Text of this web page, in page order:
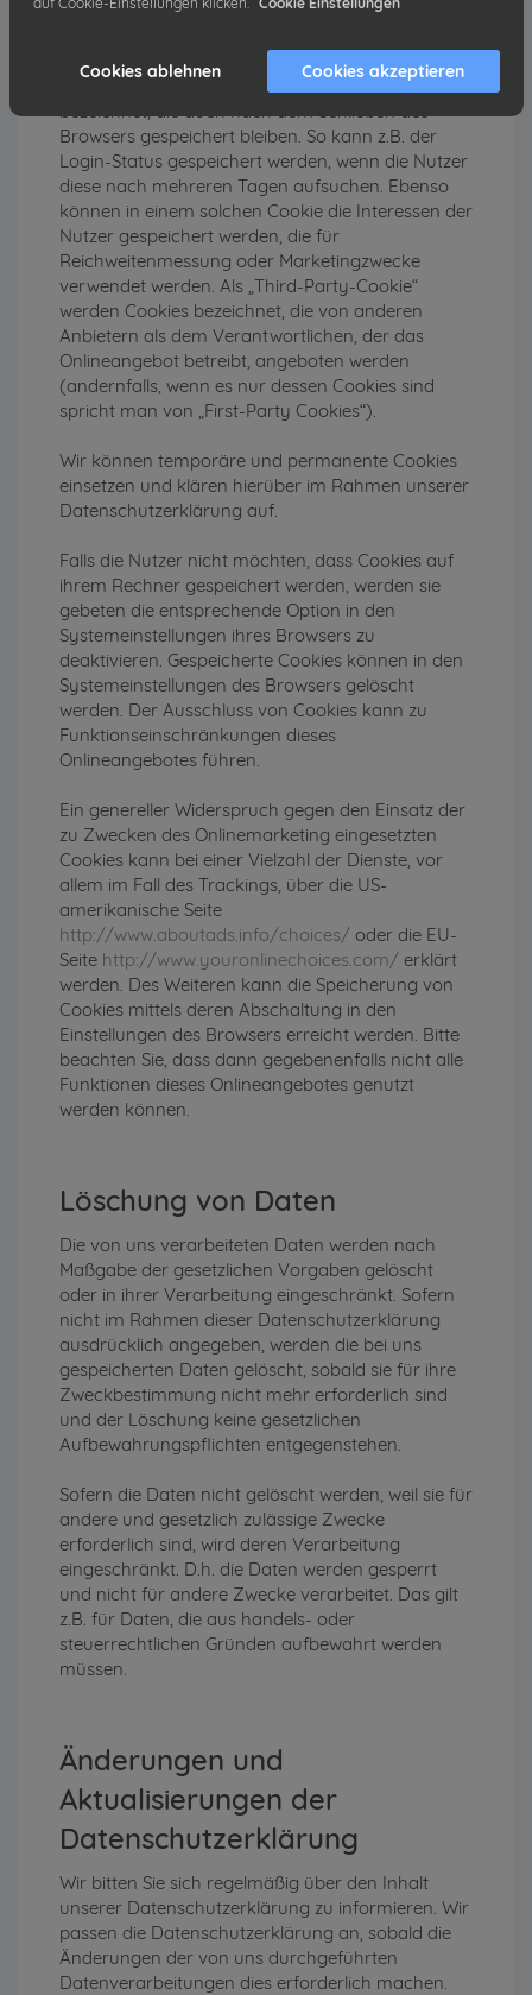
schließt. In einem solchen Cookie kann z.B. der
ein Login-Status gespeichert werden. Als
„permanent“ oder „persistent“ werden Cookies
bezeichnet, die auch nach dem Schließen des
Browsers gespeichert bleiben. So kann z.B. der
Login-Status gespeichert werden, wenn die Nutzer
diese nach mehreren Tagen aufsuchen. Ebenso
können in einem solchen Cookie die Interessen der
Nutzer gespeichert werden, die für
Reichweitenmessung oder Marketingzwecke
verwendet werden. Als „Third-Party-Cookie“
werden Cookies bezeichnet, die von anderen
Anbietern als dem Verantwortlichen, der das
Onlineangebot betreibt, angeboten werden
(andernfalls, wenn es nur dessen Cookies sind
spricht man von „First-Party Cookies“).
Wir können temporäre und permanente Cookies
einsetzen und klären hierüber im Rahmen unserer
Datenschutzerklärung auf.
Falls die Nutzer nicht möchten, dass Cookies auf
ihrem Rechner gespeichert werden, werden sie
gebeten die entsprechende Option in den
Systemeinstellungen ihres Browsers zu
deaktivieren. Gespeicherte Cookies können in den
Systemeinstellungen des Browsers gelöscht
werden. Der Ausschluss von Cookies kann zu
Funktionseinschränkungen dieses
Onlineangebotes führen.
Ein genereller Widerspruch gegen den Einsatz der
zu Zwecken des Onlinemarketing eingesetzten
Cookies kann bei einer Vielzahl der Dienste, vor
allem im Fall des Trackings, über die US-
amerikanische Seite
http://www.aboutads.info/choices/ oder die EU-
Seite http://www.youronlinechoices.com/ erklärt
werden. Des Weiteren kann die Speicherung von
Cookies mittels deren Abschaltung in den
Einstellungen des Browsers erreicht werden. Bitte
beachten Sie, dass dann gegebenenfalls nicht alle
Funktionen dieses Onlineangebotes genutzt
werden können.
Löschung von Daten
Die von uns verarbeiteten Daten werden nach
Maßgabe der gesetzlichen Vorgaben gelöscht
oder in ihrer Verarbeitung eingeschränkt. Sofern
nicht im Rahmen dieser Datenschutzerklärung
ausdrücklich angegeben, werden die bei uns
gespeicherten Daten gelöscht, sobald sie für ihre
Zweckbestimmung nicht mehr erforderlich sind
und der Löschung keine gesetzlichen
Aufbewahrungspflichten entgegenstehen.
Sofern die Daten nicht gelöscht werden, weil sie für
andere und gesetzlich zulässige Zwecke
erforderlich sind, wird deren Verarbeitung
eingeschränkt. D.h. die Daten werden gesperrt
und nicht für andere Zwecke verarbeitet. Das gilt
z.B. für Daten, die aus handels- oder
steuerrechtlichen Gründen aufbewahrt werden
müssen.
Änderungen und
Aktualisierungen der
Datenschutzerklärung
Wir bitten Sie sich regelmäßig über den Inhalt
unserer Datenschutzerklärung zu informieren. Wir
passen die Datenschutzerklärung an, sobald die
Änderungen der von uns durchgeführten
Datenverarbeitungen dies erforderlich machen.
Cookies ablehnen Cookies akzeptieren